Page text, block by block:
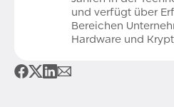
und verfügt über
Bereichen
Hardware und